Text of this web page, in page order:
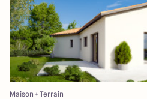
Maison + Terrain